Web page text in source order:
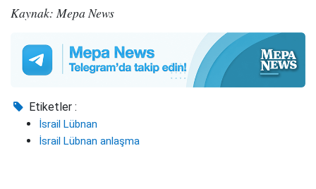
Kaynak: Mepa News
Etiketler :
İsrail Lübnan
İsrail Lübnan anlaşma